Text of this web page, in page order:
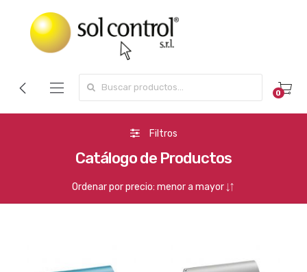
0
Filtros
Catálogo de Productos